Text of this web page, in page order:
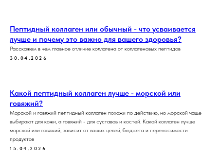
Пептидный коллаген или обычный - что усваивается
лучше и почему это важно для вашего здоровья?
Расскажем в чем главное отличие коллагена от коллагеновых пептидов
30.04.2026
Какой пептидный коллаген лучше - морской или
говяжий?
Морской и говяжий пептидный коллаген похожи по действию, но морской чаще
выбирают для кожи, а говяжий - для суставов и костей. Какой коллаген лучше
морской или говяжий, зависит от ваших целей, бюджета и переносимости
продуктов
15.04.2026